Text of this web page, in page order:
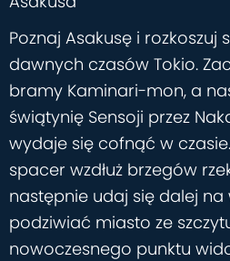
Poznaj Asakusę i rozkoszuj
dawnych czasów Tokio.
bramy Kaminari-mon, a
świątynię Sensoji przez
wydaje się cofnąć w
spacer wzdłuż brzegów
następnie udaj się dalej
podziwiać miasto ze
nowoczesnego punktu